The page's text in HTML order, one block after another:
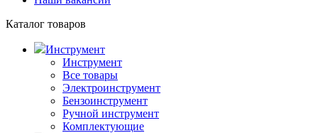
Каталог товаров
Инструмент
Инструмент
Все товары
Электроинструмент
Бензоинструмент
Ручной инструмент
Комплектующие